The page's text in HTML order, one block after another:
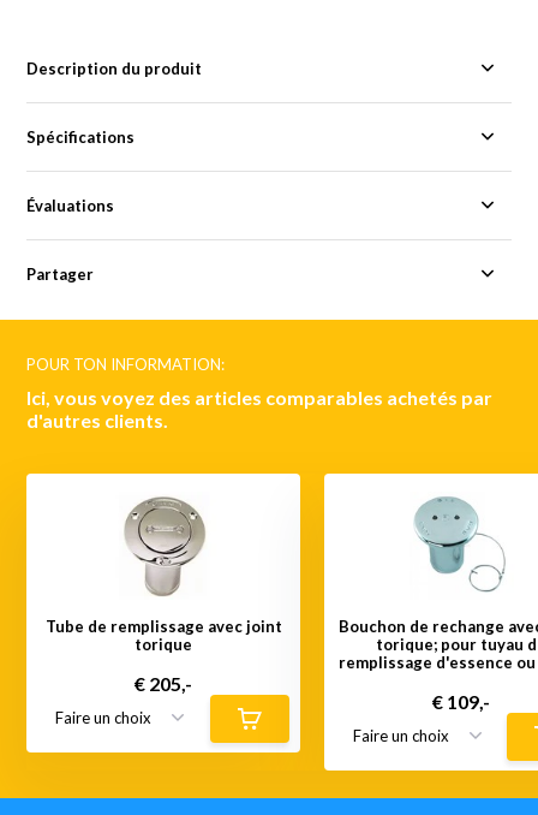
Description du produit
Spécifications
Évaluations
Partager
POUR TON INFORMATION:
Ici, vous voyez des articles comparables achetés par
d'autres clients.
Tube de remplissage avec joint
torique
€ 205,-
Bouchon de rechange
torique; pour tuyau
remplissage d'essence
tuyau 2 "
€ 109,-